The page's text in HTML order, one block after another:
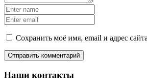
Сохранить моё имя, email и адрес
Наши контакты